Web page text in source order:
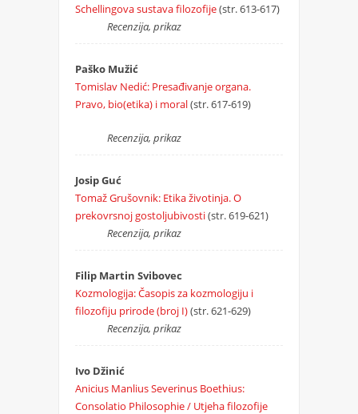
Schellingova sustava filozofije(str. 613-617)
Recenzija, prikaz
Paško Mužić
Tomislav Nedić: Presađivanje organa.
Pravo, bio(etika) i moral(str. 617-619)
Recenzija, prikaz
Josip Guć
Tomaž Grušovnik: Etika životinja. O
prekovrsnoj gostoljubivosti(str. 619-621)
Recenzija, prikaz
Filip Martin Svibovec
Kozmologija: Časopis za kozmologiju i
filozofiju prirode (broj I)(str. 621-629)
Recenzija, prikaz
Ivo Džinić
Anicius Manlius Severinus Boethius:
Consolatio Philosophie / Utjeha filozofije